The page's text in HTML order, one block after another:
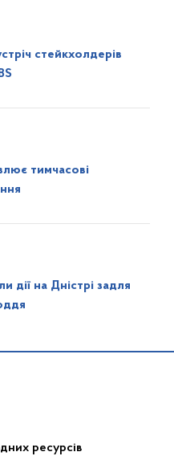
стейкхолдерів
тимчасові
дії на Дністрі задля
ресурсів